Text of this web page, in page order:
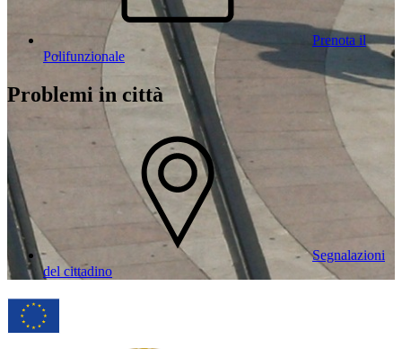
Prenota il
Polifunzionale
Problemi in città
Segnalazioni
del cittadino